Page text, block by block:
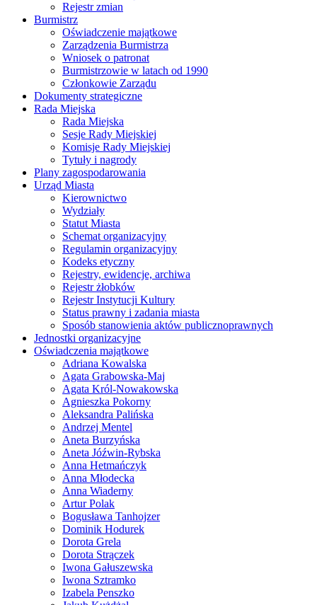
Rejestr zmian
Burmistrz
Oświadczenie majątkowe
Zarządzenia Burmistrza
Wniosek o patronat
Burmistrzowie w latach od 1990
Członkowie Zarządu
Dokumenty strategiczne
Rada Miejska
Rada Miejska
Sesje Rady Miejskiej
Komisje Rady Miejskiej
Tytuły i nagrody
Plany zagospodarowania
Urząd Miasta
Kierownictwo
Wydziały
Statut Miasta
Schemat organizacyjny
Regulamin organizacyjny
Kodeks etyczny
Rejestry, ewidencje, archiwa
Rejestr żłobków
Rejestr Instytucji Kultury
Status prawny i zadania miasta
Sposób stanowienia aktów publicznoprawnych
Jednostki organizacyjne
Oświadczenia majątkowe
Adriana Kowalska
Agata Grabowska-Maj
Agata Król-Nowakowska
Agnieszka Pokorny
Aleksandra Palińska
Andrzej Mentel
Aneta Burzyńska
Aneta Jóźwin-Rybska
Anna Hetmańczyk
Anna Młodecka
Anna Wiaderny
Artur Polak
Bogusława Tanhojzer
Dominik Hodurek
Dorota Grela
Dorota Strączek
Iwona Gałuszewska
Iwona Sztramko
Izabela Penszko